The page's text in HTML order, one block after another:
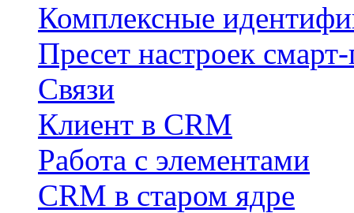
Комплексные
Пресет настроек
Связи
Клиент в CRM
Работа с элементами
CRM в старом ядре